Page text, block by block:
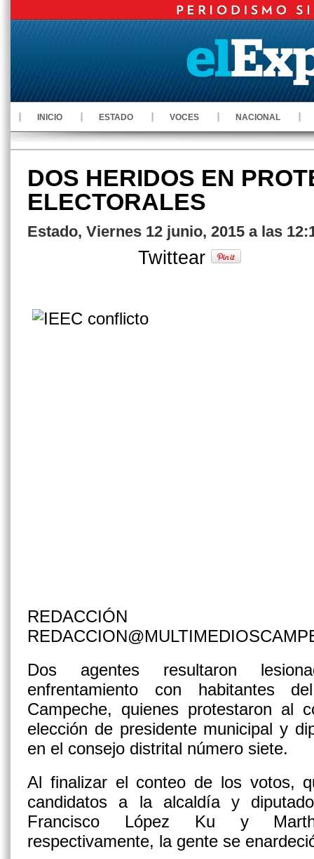
INICIO ESTADO VOCES NACIONAL
DOS HERIDOS EN
ELECTORALES
Estado, Viernes 12 junio, 2015 a las
Twittear
REDACCIÓN
Dos agentes resultaron
enfrentamiento con habitantes
Campeche, quienes protestaron al
elección de presidente municipal y
en el consejo distrital número siete.
Al finalizar el conteo de los votos,
candidatos a la alcaldía y
Francisco López Ku y
respectivamente, la gente se